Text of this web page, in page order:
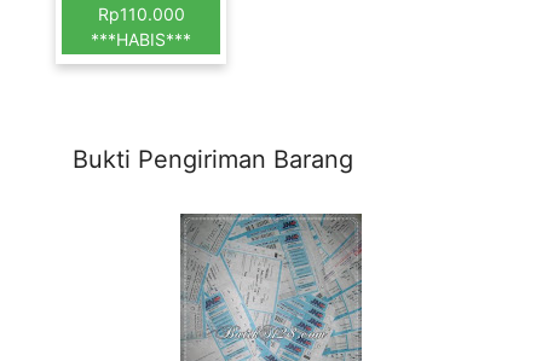
Rp110.000
***HABIS***
Bukti Pengiriman Barang